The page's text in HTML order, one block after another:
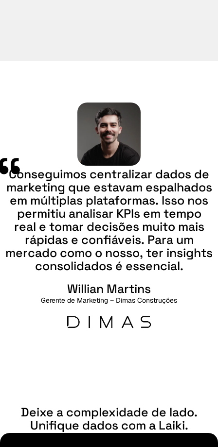
Conseguimos centralizar dados de
marketing que estavam espalhados
em múltiplas plataformas. Isso nos
permitiu analisar KPIs em tempo
real e tomar decisões muito mais
rápidas e confiáveis. Para um
mercado como o nosso, ter insights
consolidados é essencial.
Willian Martins
Gerente de Marketing – Dimas Construções
Deixe a complexidade de lado.
Unifique dados com a Laiki.